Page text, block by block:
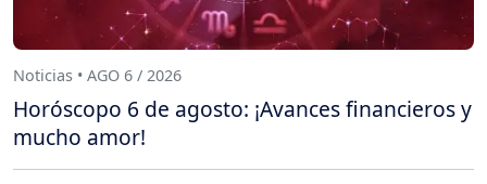
Noticias • AGO 6 / 2026
Horóscopo 6 de agosto: ¡Avances financieros y
mucho amor!